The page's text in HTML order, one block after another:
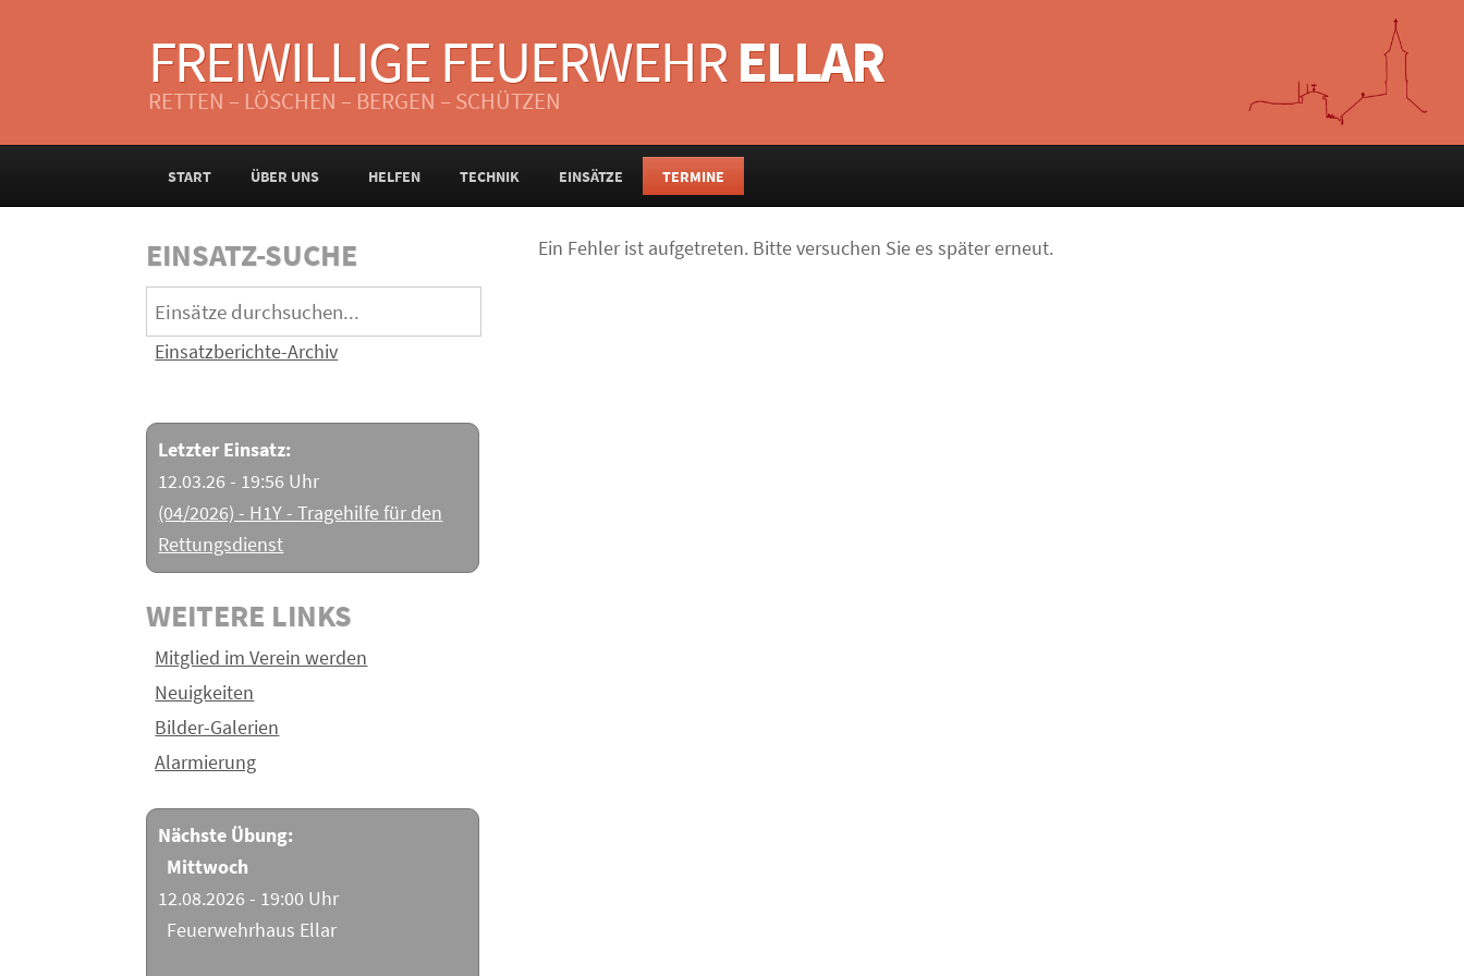
FREIWILLIGE FEUERWEHRELLAR
RETTEN – LÖSCHEN – BERGEN – SCHÜTZEN
START ÜBER UNS HELFEN TECHNIK EINSÄTZE TERMINE
EINSATZ-SUCHE
Einsatzberichte-Archiv
Letzter Einsatz:
12.03.26 - 19:56 Uhr
(04/2026) - H1Y - Tragehilfe für den
Rettungsdienst
WEITERE LINKS
Mitglied im Verein werden
Neuigkeiten
Bilder-Galerien
Alarmierung
Nächste Übung:
Mittwoch
12.08.2026 - 19:00 Uhr
Feuerwehrhaus Ellar
Ein Fehler ist aufgetreten. Bitte versuchen Sie es später erneut.